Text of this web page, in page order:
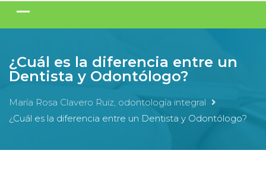
¿Cuál es la diferencia entre un
Dentista y Odontólogo?
María Rosa Clavero Ruiz, odontología integral
¿Cuál es la diferencia entre un Dentista y Odontólogo?